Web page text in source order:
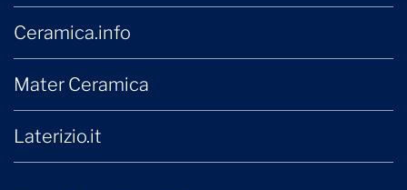
Ceramica.info
Mater Ceramica
Laterizio.it